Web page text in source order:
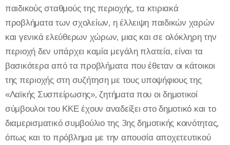
παιδικούς σταθμούς της περιοχής, τα κτιριακά
προβλήματα των σχολείων, η έλλειψη παιδικών χαρών
και γενικά ελεύθερων χώρων, μιας και σε ολόκληρη την
περιοχή δεν υπάρχει καμία μεγάλη πλατεία, είναι τα
βασικότερα από τα προβλήματα που έθεταν οι κάτοικοι
της περιοχής στη συζήτηση με τους υποψήφιους της
«Λαϊκής Συσπείρωσης», ζητήματα που οι δημοτικοί
σύμβουλοι του ΚΚΕ έχουν αναδείξει στο δημοτικό και το
διαμερισματικό συμβούλιο της 3ης δημοτικής κοινότητας,
όπως και το πρόβλημα με την απουσία αποχετευτικού